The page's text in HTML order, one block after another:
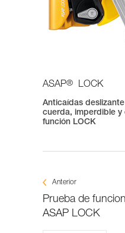
ASAP® LOCK
Anticaídas
cuerda, imperdible y
función LOCK
Anterior
Prueba de
ASAP LOCK